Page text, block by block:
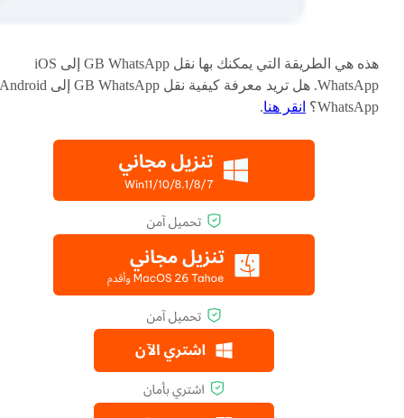
هذه هي الطريقة التي يمكنك بها نقل GB WhatsApp إلى iOS
WhatsApp. هل تريد معرفة كيفية نقل GB WhatsApp إلى Android
WhatsApp؟
انقر هنا.